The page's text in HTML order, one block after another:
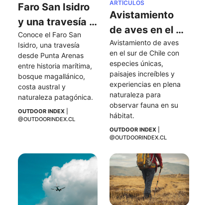
Faro San Isidro
y una travesía
al extremo sur
de la Península
de Brunswick
Conoce el Faro San
Isidro, una travesía
desde Punta Arenas
entre historia marítima,
bosque magallánico,
costa austral y
naturaleza patagónica.
OUTDOOR INDEX
@OUTDOORINDEX.CL
ARTÍCULOS
Avistamiento
de aves en el
sur de Chile
Avistamiento de aves
en el sur de Chile con
especies únicas,
paisajes increíbles y
experiencias en plena
naturaleza para
observar fauna en su
hábitat.
OUTDOOR INDEX
@OUTDOORINDEX.CL